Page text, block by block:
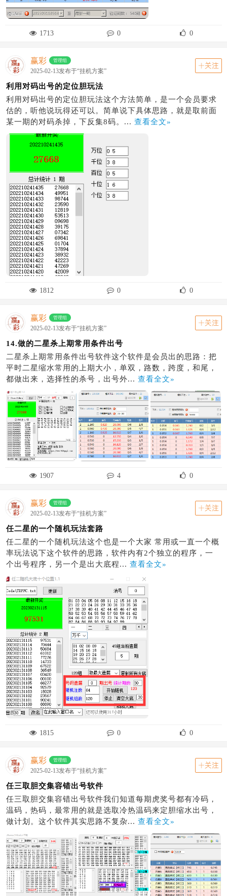
1713 0 0
赢彩 管理组
2025-02-13发布于“挂机方案”
关注
利用对码出号的定位胆玩法
利用对码出号的定位胆玩法这个方法简单，是一个会员要求
估的，听他说玩得还可以。简单说下具体思路，就是取前面
某一期的对码杀掉，下反集8码。... 查看全文»
1812 0 0
赢彩 管理组
2025-02-13发布于“挂机方案”
关注
14.做的二星杀上期常用条件出号
二星杀上期常用条件出号软件这个软件是会员出的思路：把
平时二星缩水常用的上期大小，单双，路数，跨度，和尾，
都做出来，选择性的杀号，出号外... 查看全文»
1907 4 0
赢彩 管理组
2025-02-13发布于“挂机方案”
关注
任二星的一个随机玩法套路
任二星的一个随机玩法这个也是一个大家 常用或一直一个概
率玩法说下这个软件的思路，软件内有2个独立的程序，一
个出号程序，另一个是出大底程... 查看全文»
1815 0 0
赢彩 管理组
2025-02-13发布于“挂机方案”
关注
任三取胆交集容错出号软件
任三取胆交集容错出号软件我们知道每期虎奖号都有冷码，
温码，热码，最常用的就是选取冷热温码来定胆缩水出号，
做计划。这个软件其实思路不复杂... 查看全文»